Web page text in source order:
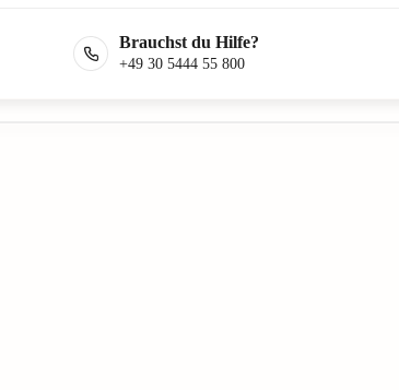
Brauchst du Hilfe?
+49 30 5444 55 800